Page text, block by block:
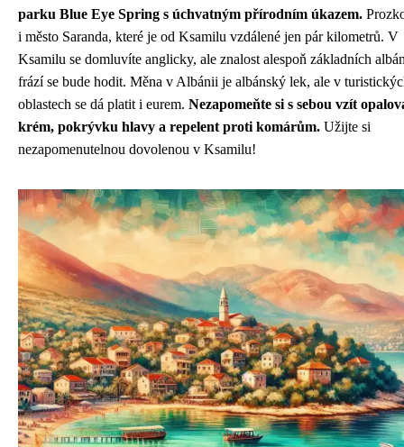
parku Blue Eye Spring s úchvatným přírodním úkazem.
i město Saranda, které je od Ksamilu vzdálené jen pár kilometrů. V
Ksamilu se domluvíte anglicky, ale znalost alespoň základních
frází se bude hodit. Měna v Albánii je albánský lek, ale v
oblastech se dá platit i eurem. Nezapomeňte si s sebou vzít
krém, pokrývku hlavy a repelent proti komárům. Užijte si
nezapomenutelnou dovolenou v Ksamilu!